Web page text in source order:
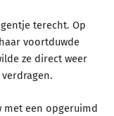
terecht. Op
voortduwde
ze direct weer
met een opgeruimd